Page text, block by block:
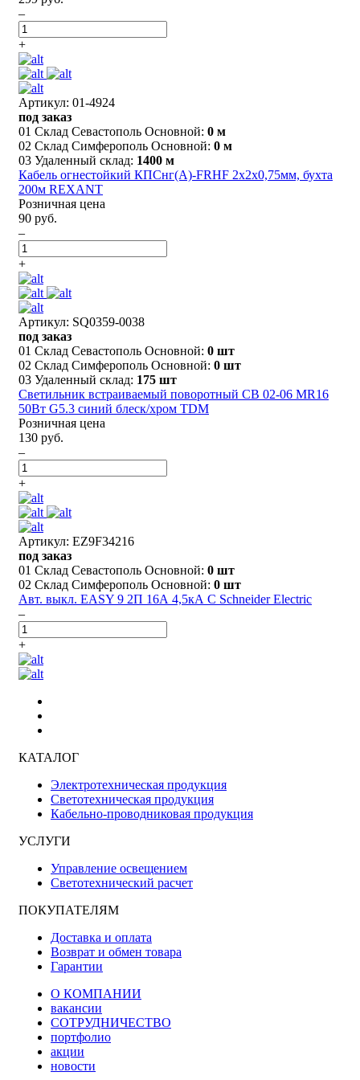
–
+
Артикул: 01-4924
под заказ
01 Склад Севастополь Основной: 0 м
02 Склад Симферополь Основной: 0 м
03 Удаленный склад: 1400 м
Кабель огнестойкий КПСнг(А)-FRHF 2x2x0,75мм, бухта
200м REXANT
Розничная цена
90 руб.
–
+
Артикул: SQ0359-0038
под заказ
01 Склад Севастополь Основной: 0 шт
02 Склад Симферополь Основной: 0 шт
03 Удаленный склад: 175 шт
Светильник встраиваемый поворотный СВ 02-06 MR16
50Вт G5.3 синий блеск/хром TDM
Розничная цена
130 руб.
–
+
Артикул: EZ9F34216
под заказ
01 Склад Севастополь Основной: 0 шт
02 Склад Симферополь Основной: 0 шт
Авт. выкл. EASY 9 2П 16А 4,5кА С Schneider Electric
–
+
КАТАЛОГ
Электротехническая продукция
Светотехническая продукция
Кабельно-проводниковая продукция
УСЛУГИ
Управление освещением
Светотехнический расчет
ПОКУПАТЕЛЯМ
Доставка и оплата
Возврат и обмен товара
Гарантии
О КОМПАНИИ
вакансии
СОТРУДНИЧЕСТВО
портфолио
акции
новости